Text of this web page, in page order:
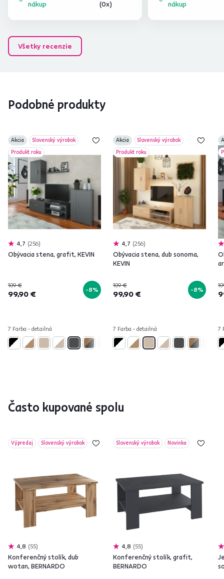
nákup
(0x)
nákup
Všetky recenzie
Podobné produkty
Akcia
Slovenský výrobok
Produkt roku
4,7 256
Obývacia stena, grafit, KEVIN
109 €
99,90 € -8%
7 Farba - detailná
Akcia
Slovenský výrobok
Produkt roku
4,7 256
Obývacia stena, dub sonoma,
KEVIN
109 €
99,90 € -8%
7 Farba - detailná 7
Často kupované spolu
Výpredaj Slovenský výrobok
4,8 55
Konferenčný stolík, dub
wotan, BERNARDO
Slovenský výrobok Novinka
4,8 55
Konferenčný stolík, grafit,
BERNARDO